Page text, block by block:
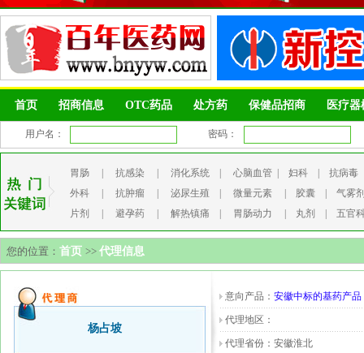
首页 招商信息 OTC药品 处方药 保健品招商 医疗器
用户名： 密码：
胃肠 抗感染 消化系统 心脑血管 妇科 抗病毒
外科
抗肿瘤 泌尿生殖 微量元素 胶囊
气雾
片剂
避孕药 解热镇痛 胃肠动力 丸剂 五官
您的位置： 首页 >> 代理信息
杨占坡
意向产品： 安徽中标的基药产品
代理地区：
代理省份：安徽淮北